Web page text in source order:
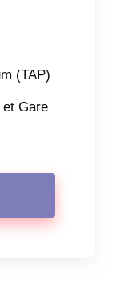
(TAP)
et Gare